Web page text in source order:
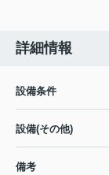
詳細情報
設備条件
設備(その他)
備考